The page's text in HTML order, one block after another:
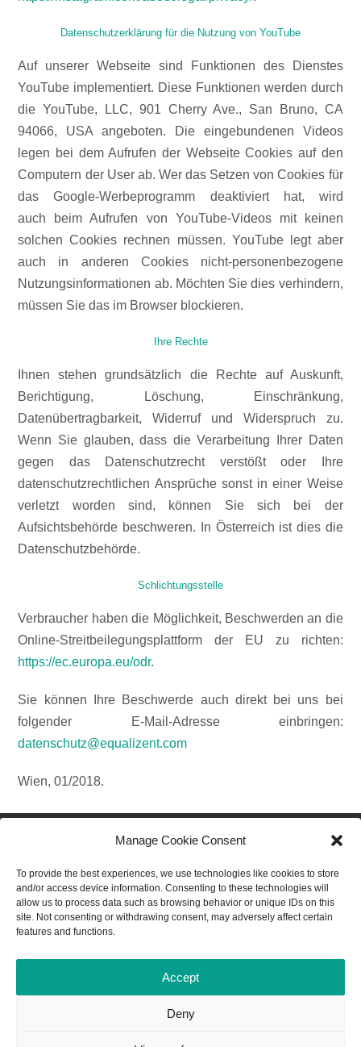
Manage Cookie Consent
To provide the best experiences, we use technologies like cookies to store
and/or access device information. Consenting to these technologies will
allow us to process data such as browsing behavior or unique IDs on this
site. Not consenting or withdrawing consent, may adversely affect certain
features and functions.
Accept
Deny
Datenschutzerklärung für die Nutzung von YouTube
Auf unserer Webseite sind Funktionen des Dienstes
YouTube implementiert. Diese Funktionen werden durch
die YouTube, LLC, 901 Cherry Ave., San Bruno, CA
94066, USA angeboten. Die eingebundenen Videos
legen bei dem Aufrufen der Webseite Cookies auf den
Computern der User ab. Wer das Setzen von Cookies für
das Google-Werbeprogramm deaktiviert hat, wird
auch beim Aufrufen von YouTube-Videos mit keinen
solchen Cookies rechnen müssen. YouTube legt aber
auch in anderen Cookies nicht-personenbezogene
Nutzungsinformationen ab. Möchten Sie dies verhindern,
müssen Sie das im Browser blockieren.
Ihre Rechte
Ihnen stehen grundsätzlich die Rechte auf Auskunft,
Berichtigung, Löschung, Einschränkung,
Datenübertragbarkeit, Widerruf und Widerspruch zu.
Wenn Sie glauben, dass die Verarbeitung Ihrer Daten
gegen das Datenschutzrecht verstößt oder Ihre
datenschutzrechtlichen Ansprüche sonst in einer Weise
verletzt worden sind, können Sie sich bei der
Aufsichtsbehörde beschweren. In Österreich ist dies die
Datenschutzbehörde.
Schlichtungsstelle
Verbraucher haben die Möglichkeit, Beschwerden an die
Online-Streitbeilegungsplattform der EU zu richten:
https://ec.europa.eu/odr.
Sie können Ihre Beschwerde auch direkt bei uns bei
folgender E-Mail-Adresse einbringen:
datenschutz@equalizent.com
Wien, 01/2018.
Von der Europäischen Union finanziert. Die geäußerten Ansichten und
Meinungen entsprechen jedoch ausschließlich denen des Autors bzw. der
Autoren und spiegeln nicht zwingend die der Europäischen Union oder der
Europäischen Exekutivagentur für Bildung und Kultur (EACEA) wider.
verantwortlich gemacht werden.
IMPRESSUM